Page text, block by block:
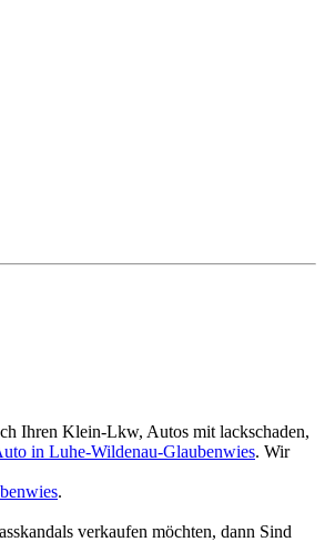
Ihren Klein-Lkw, Autos mit lackschaden,
in Luhe-Wildenau-Glaubenwies. Wir
.
verkaufen möchten, dann Sind